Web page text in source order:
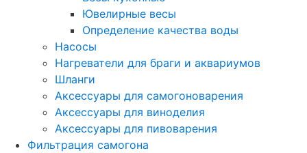
Ювелирные весы
Определение качества воды
Насосы
Нагреватели для браги и аквариумов
Шланги
Аксессуары для самогоноварения
Аксессуары для виноделия
Аксессуары для пивоварения
Фильтрация самогона